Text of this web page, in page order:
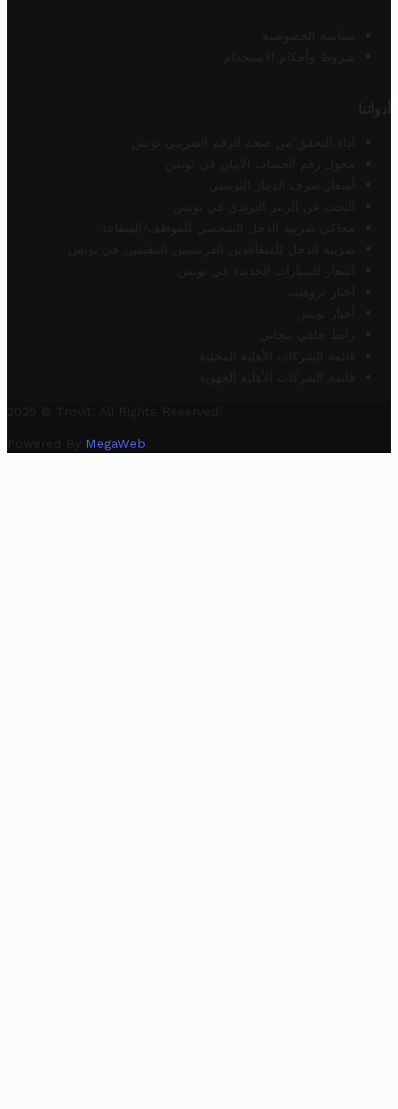
سياسة الخصوصية
شروط وأحكام الاستخدام
أدواتنا
أداة التحقق من صحة الرقم الضريبي تونس
محول رقم الحساب الآيبان في تونس
أسعار صرف الدينار التونسي
البحث عن الرمز البريدي في تونس
محاكي ضريبة الدخل الشخصي للموظف/المتقاعد
ضريبة الدخل للمتقاعدين الفرنسيين المقيمين في تونس
أسعار السيارات الجديدة في تونس
أخبار تروفيت
أخبار تونس
رابط خلفي مجاني
قائمة الشركات الأهلية المحلية
قائمة الشركات الأهلية الجهوية
2025 © Trovit. All Rights Reserved.
Powered By MegaWeb